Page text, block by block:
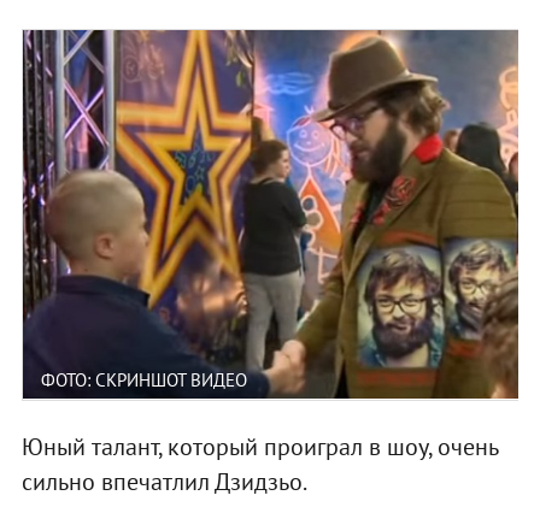
ФОТО: СКРИНШОТ ВИДЕО
Юный талант, который проиграл в шоу, очень
сильно впечатлил Дзидзьо.